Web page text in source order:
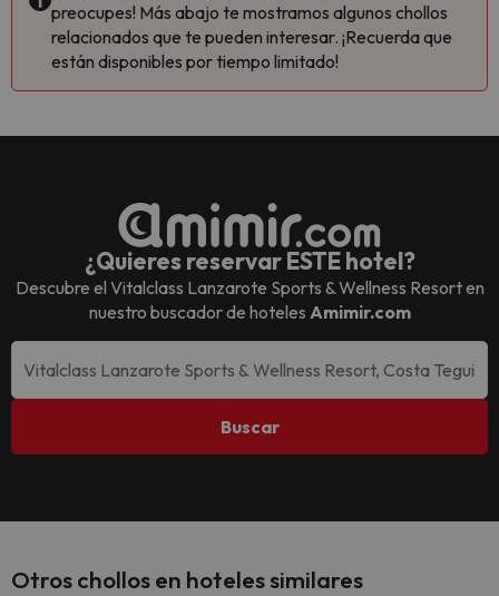
preocupes! Más abajo te mostramos algunos chollos
relacionados que te pueden interesar. ¡Recuerda que
están disponibles por tiempo limitado!
¿Quieres reservar ESTE hotel?
Descubre el Vitalclass Lanzarote Sports & Wellness Resorten
nuestro buscador de hoteles Amimir.com
Buscar
Otros chollos en hoteles similares